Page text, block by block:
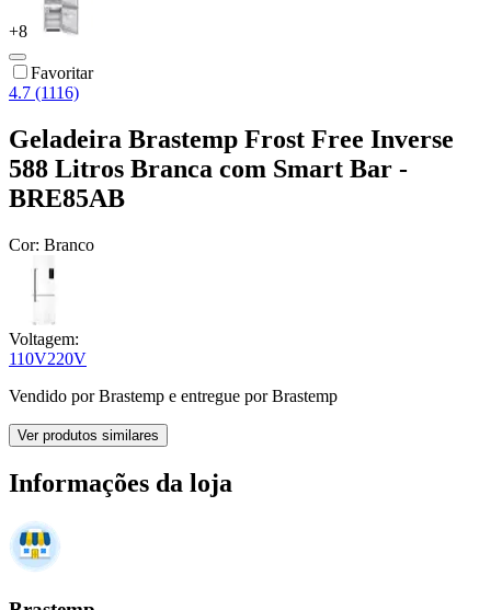
+8
Favoritar
4.7 (1116)
Geladeira Brastemp Frost Free Inverse
588 Litros Branca com Smart Bar -
BRE85AB
Cor: Branco
Voltagem:
110V220V
Vendido porBrastemp e entregue por Brastemp
Ver produtos similares
Informações da loja